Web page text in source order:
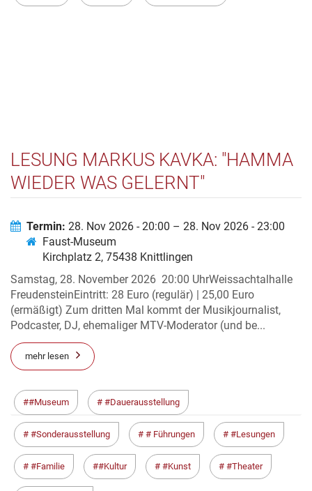
LESUNG MARKUS KAVKA: "HAMMA
WIEDER WAS GELERNT"
Termin: 28. Nov 2026 - 20:00 – 28. Nov 2026 - 23:00
Faust-Museum
Kirchplatz 2, 75438 Knittlingen
Samstag, 28. November 2026 20:00 UhrWeissachtalhalle
FreudensteinEintritt: 28 Euro (regulär) | 25,00 Euro
(ermäßigt) Zum dritten Mal kommt der Musikjournalist,
Podcaster, DJ, ehemaliger MTV-Moderator (und be...
mehr lesen
#Museum #Dauerausstellung
#Sonderausstellung # Führungen #Lesungen
#Familie #Kultur #Kunst #Theater